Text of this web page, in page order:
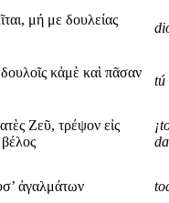
μή με δουλείας
κἀμὲ καὶ πᾶσαν
tú
Ζεῦ, τρέψον εἰς
ἀγαλμάτων